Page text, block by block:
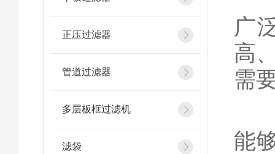
正压过滤器
管道过滤器
多层板框过滤机
滤袋
广
高
需
能